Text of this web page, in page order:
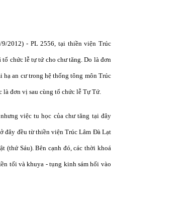
2012) - PL 2556, tại thiền viện Trúc
tổ chức lễ tự tứ cho chư tăng. Do là đơn
an cư trong hệ thống tông môn Trúc
đơn vị sau cùng tổ chức lễ Tự Tứ.
việc tu học của chư tăng tại đây
đây đều từ thiền viện Trúc Lâm Đà Lạt
(thứ Sáu). Bên cạnh đó, các thời khoá
tối và khuya - tụng kinh sám hối vào